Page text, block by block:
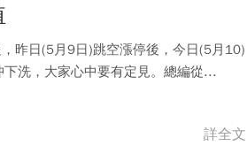
昨日(5月9日)跳空漲停後，今日(5月10)
洗，大家心中要有定見。總編從...
詳全文